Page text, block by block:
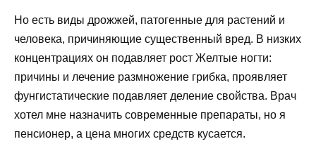
Но есть виды дрожжей, патогенные для растений и
человека, причиняющие существенный вред. В низких
концентрациях он подавляет рост Желтые ногти:
причины и лечение размножение грибка, проявляет
фунгистатические подавляет деление свойства. Врач
хотел мне назначить современные препараты, но я
пенсионер, а цена многих средств кусается.